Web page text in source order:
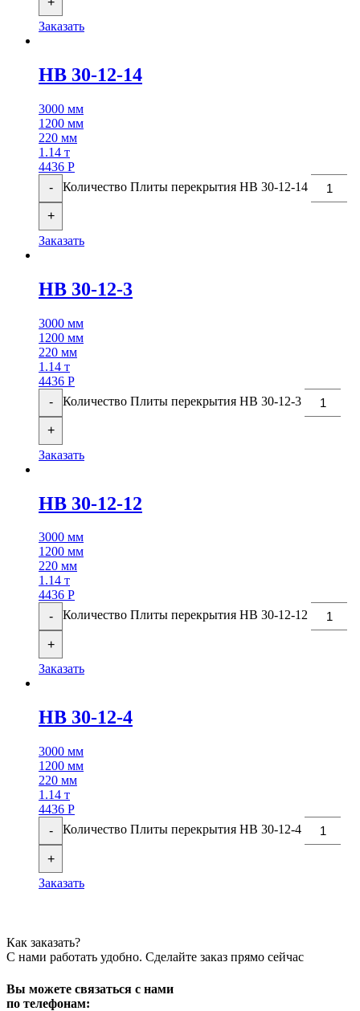
Заказать
НВ 30-12-14
3000 мм
1200 мм
220 мм
1.14 т
4436 Р
-
Количество Плиты перекрытия НВ 30-12-14
+
Заказать
НВ 30-12-3
3000 мм
1200 мм
220 мм
1.14 т
4436 Р
-
Количество Плиты перекрытия НВ 30-12-3
+
Заказать
НВ 30-12-12
3000 мм
1200 мм
220 мм
1.14 т
4436 Р
-
Количество Плиты перекрытия НВ 30-12-12
+
Заказать
НВ 30-12-4
3000 мм
1200 мм
220 мм
1.14 т
4436 Р
-
Количество Плиты перекрытия НВ 30-12-4
+
Заказать
Как заказать?
С нами работать удобно. Сделайте заказ прямо сейчас
Вы можете связаться с нами
по телефонам: